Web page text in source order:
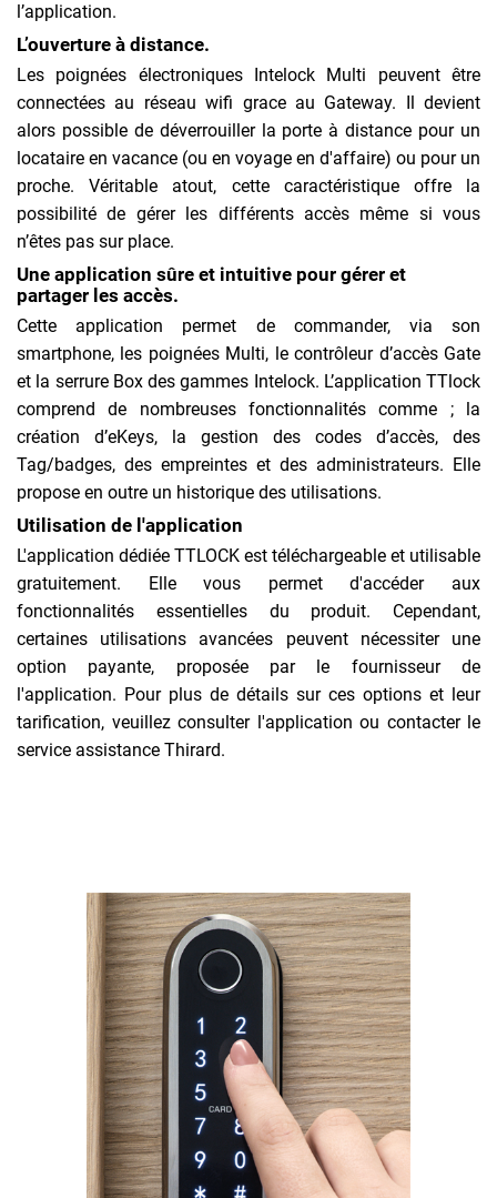
l’application.
L’ouverture à distance.
Les poignées électroniques Intelock Multi peuvent être
connectées au réseau wifi grace au Gateway. Il devient
alors possible de déverrouiller la porte à distance pour un
locataire en vacance (ou en voyage en d'affaire) ou pour un
proche. Véritable atout, cette caractéristique offre la
possibilité de gérer les différents accès même si vous
n’êtes pas sur place.
Une application sûre et intuitive pour gérer et
partager les accès.
Cette application permet de commander, via son
smartphone, les poignées Multi, le contrôleur d’accès Gate
et la serrure Box des gammes Intelock. L’application TTlock
comprend de nombreuses fonctionnalités comme ; la
création d’eKeys, la gestion des codes d’accès, des
Tag/badges, des empreintes et des administrateurs. Elle
propose en outre un historique des utilisations.
Utilisation de l'application
L'application dédiée TTLOCK est téléchargeable et utilisable
gratuitement. Elle vous permet d'accéder aux
fonctionnalités essentielles du produit. Cependant,
certaines utilisations avancées peuvent nécessiter une
option payante, proposée par le fournisseur de
l'application. Pour plus de détails sur ces options et leur
tarification, veuillez consulter l'application ou contacter le
service assistance Thirard.